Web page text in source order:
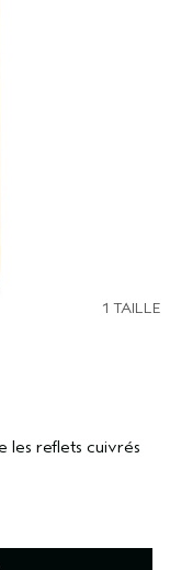
1 TAILLE
les reflets cuivrés